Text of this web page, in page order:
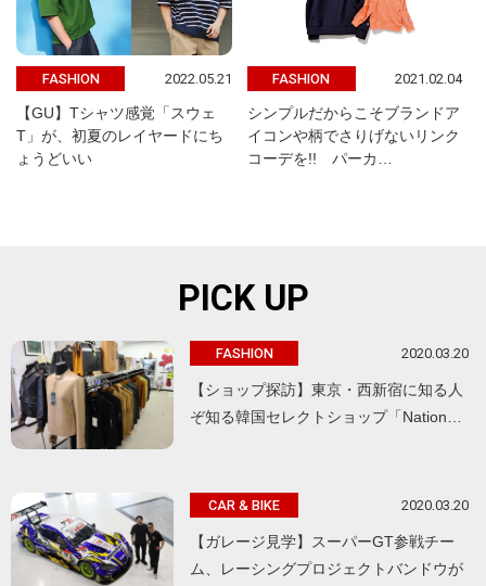
FASHION 2022.05.21
【GU】Tシャツ感覚「スウェ
T」が、初夏のレイヤードにち
ょうどいい
FASHION 2021.02.04
シンプルだからこそブランドア
イコンや柄でさりげないリンク
コーデを!! パーカ…
PICK UP
FASHION 2020.03.20
【ショップ探訪】東京・西新宿に知る人
ぞ知る韓国セレクトショップ「Nation…
CAR & BIKE 2020.03.20
【ガレージ見学】スーパーGT参戦チー
ム、レーシングプロジェクトバンドウが